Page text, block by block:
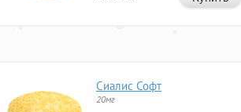
Сиалис Софт
20мг